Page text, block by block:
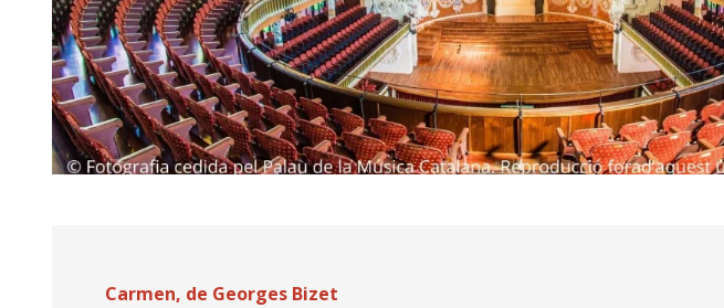
Carmen, de Georges Bizet